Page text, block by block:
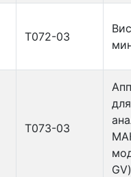
Т072-03
Т073-03
GV)